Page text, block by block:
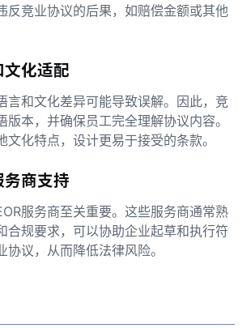
反竞业协议的后果，如赔偿金额或其他
化适配
言和文化差异可能导致误解。因此，竞
版本，并确保员工完全理解协议内容。
文化特点，设计更易于接受的条款。
商支持
服务商至关重要。这些服务商通常熟
合规要求，可以协助企业起草和执行符
协议，从而降低法律风险。